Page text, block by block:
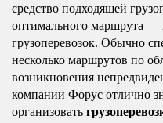
средство подходящей
оптимального маршрута —
грузоперевозок. Обычно
несколько маршрутов по
возникновения
компании Форус отлично
организовать